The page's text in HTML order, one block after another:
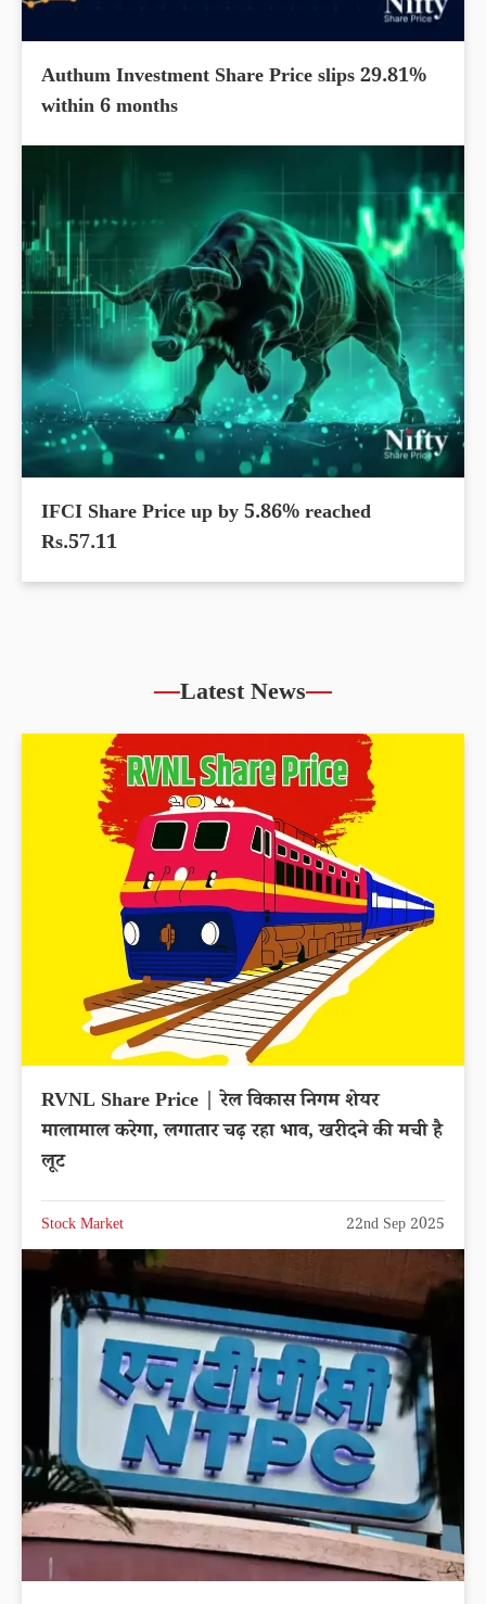
Authum Investment Share Price slips 29.81%
within 6 months
Latest News
RVNL Share Price | रेल विकास निगम शेयर
मालामाल करेगा, लगातार चढ़ रहा भाव, खरीदने की मची है
लूट
Stock Market 22nd Sep 2025